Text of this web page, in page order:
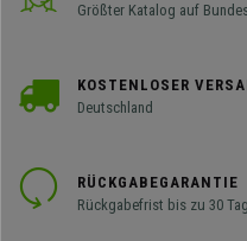
Größter Katalog auf
KOSTENLOSER
Deutschland
RÜCKGABEGARANTIE
Rückgabefrist bis zu 30